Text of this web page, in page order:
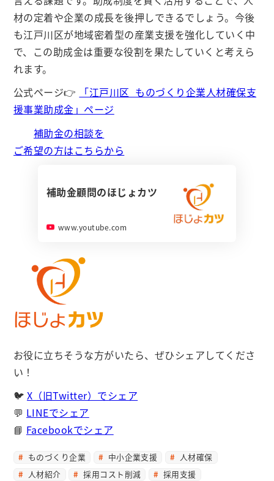
材の定着や企業の成長を後押しできるでしょう。今後
も江戸川区が地域密着型の産業支援を強化していく中
で、この助成金は重要な役割を果たしていくと考えら
れます。
公式ページ👉
「江戸川区_ものづくり企業人材確保支
援事業助成金」ページ
補助金の相談を
ご希望の方はこちらから
補助金顧問のほじょカツ
www.youtube.com
お役に立ちそうな方がいたら、ぜひシェアしてくださ
い！
🐦 X（旧Twitter）でシェア
💬 LINEでシェア
📘 Facebookでシェア
ものづくり企業 中小企業支援
人材確保
人材紹介
採用コスト削減
採用支援